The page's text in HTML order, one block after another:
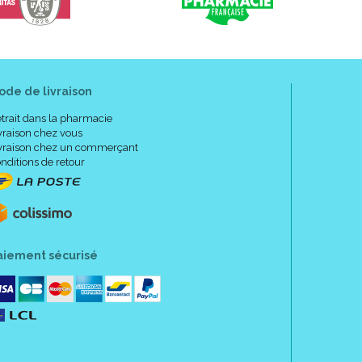
de livraison
dans la pharmacie
chez vous
chez un commerçant
de retour
sécurisé